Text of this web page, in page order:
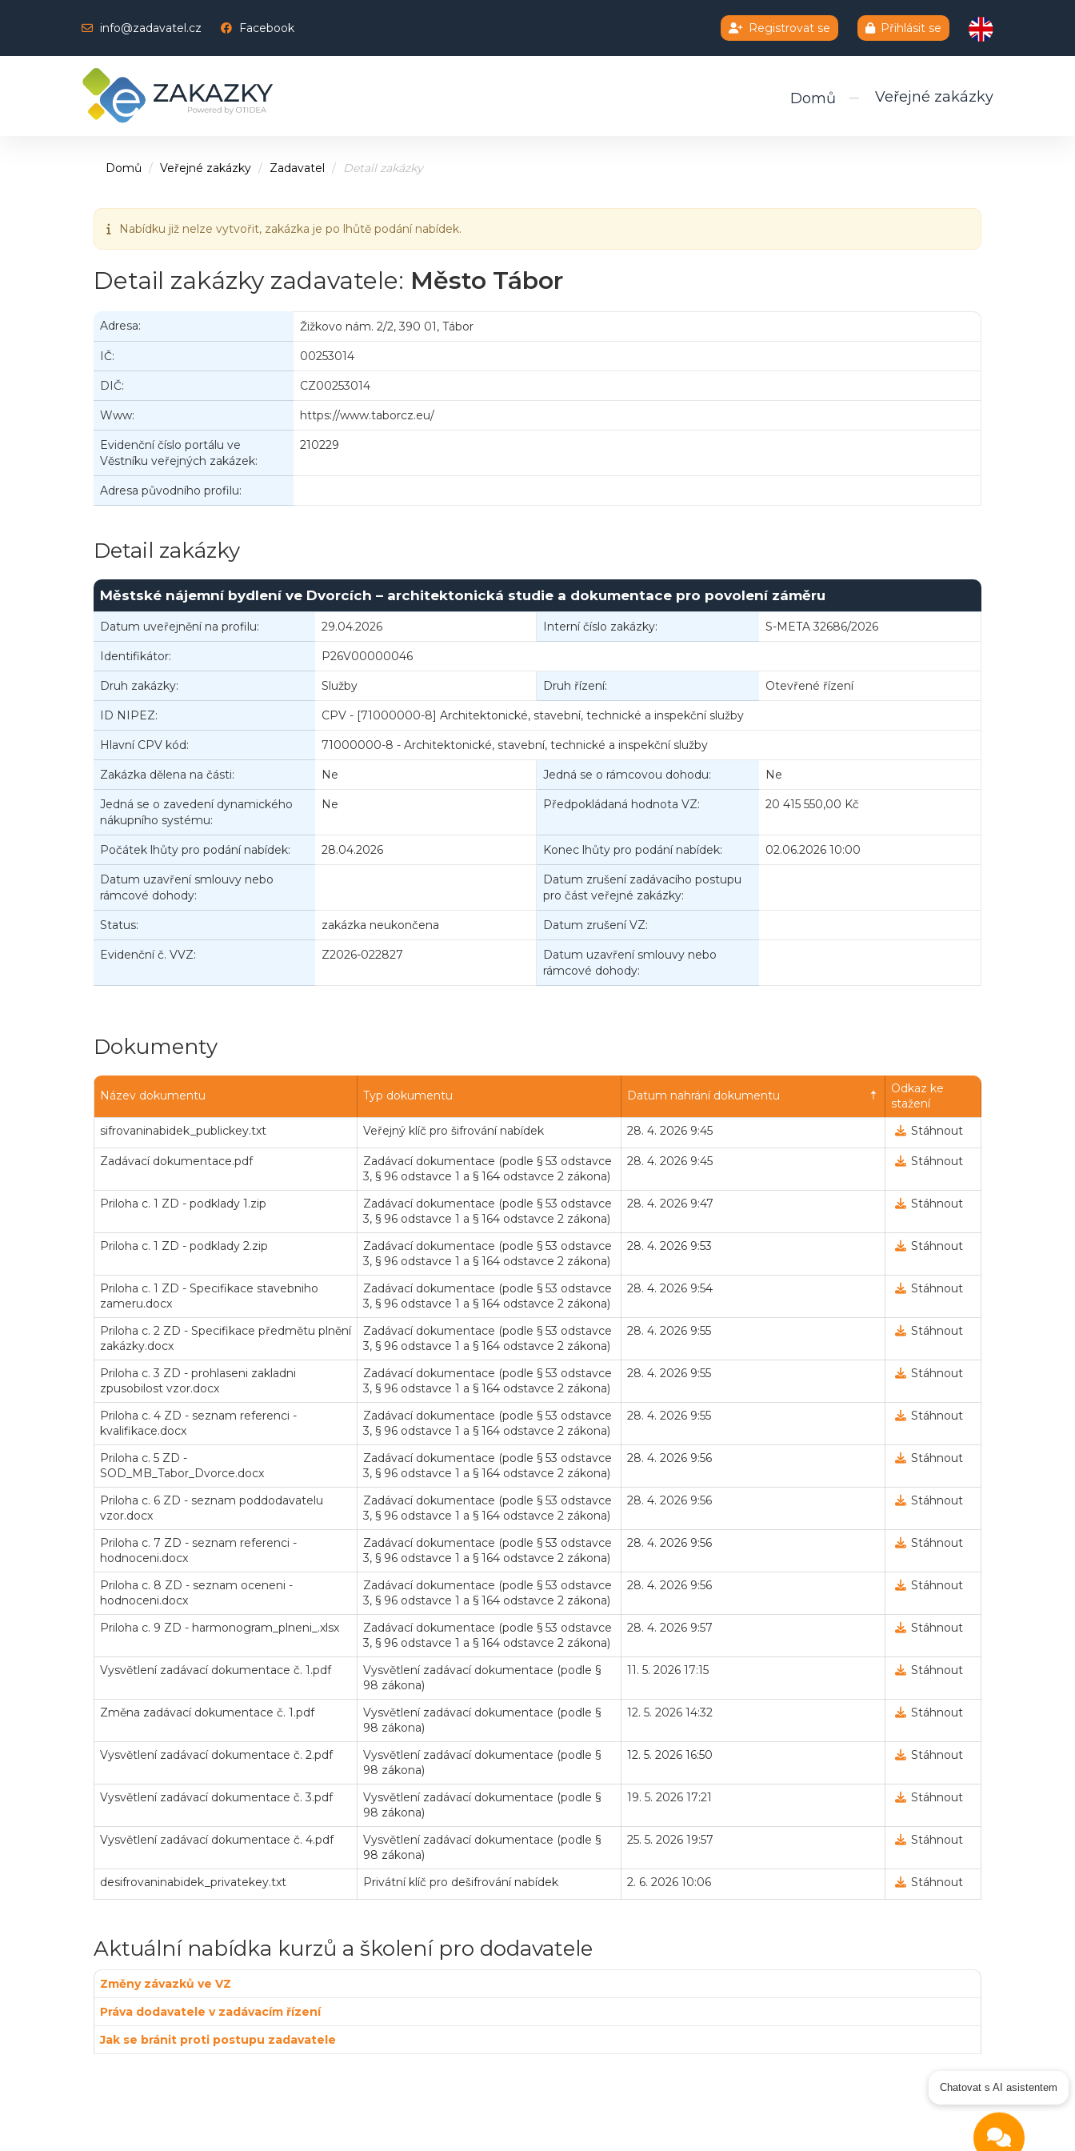
info@zadavatel.cz Facebook Registrovat se Přihlásit se
Domů Veřejné zakázky
Domů Veřejné zakázky Zadavatel Detail zakázky
Nabídku již nelze vytvořit, zakázka je po lhůtě podání nabídek.
Detail zakázky zadavatele: Město Tábor
Adresa: Žižkovo nám. 2/2, 390 01, Tábor
IČ: 00253014
DIČ: CZ00253014
Www: https://www.taborcz.eu/
Evidenční číslo portálu ve
Věstníku veřejných zakázek:
210229
Adresa původního profilu:
Detail zakázky
Městské nájemní bydlení ve Dvorcích – architektonická studie a dokumentace pro povolení záměru
Datum uveřejnění na profilu: 29.04.2026 Interní číslo zakázky: S-META 32686/2026
Identifikátor: P26V00000046
Druh zakázky: Služby Druh řízení: Otevřené řízení
ID NIPEZ: CPV - [71000000-8] Architektonické, stavební, technické a inspekční služby
Hlavní CPV kód: 71000000-8 - Architektonické, stavební, technické a inspekční služby
Zakázka dělena na části: Ne Jedná se o rámcovou dohodu: Ne
Jedná se o zavedení dynamického
nákupního systému:
Ne Předpokládaná hodnota VZ: 20 415 550,00 Kč
Počátek lhůty pro podání nabídek: 28.04.2026 Konec lhůty pro podání nabídek: 02.06.2026 10:00
Datum uzavření smlouvy nebo
rámcové dohody:
Datum zrušení zadávacího postupu
pro část veřejné zakázky:
Status: zakázka neukončena Datum zrušení VZ:
Evidenční č. VVZ: Z2026-022827
Datum uzavření smlouvy nebo
rámcové dohody:
Dokumenty
Název dokumentu Typ dokumentu Datum nahrání dokumentu
Odkaz ke
stažení
sifrovaninabidek_publickey.txt
Veřejný klíč pro šifrování nabídek 28. 4. 2026 9:45 Stáhnout
Zadávací dokumentace.pdf
Zadávací dokumentace (podle § 53 odstavce
3, § 96 odstavce 1 a § 164 odstavce 2 zákona)
28. 4. 2026 9:45 Stáhnout
Priloha c. 1 ZD - podklady 1.zip
Zadávací dokumentace (podle § 53 odstavce
3, § 96 odstavce 1 a § 164 odstavce 2 zákona)
28. 4. 2026 9:47 Stáhnout
Priloha c. 1 ZD - podklady 2.zip
Zadávací dokumentace (podle § 53 odstavce
3, § 96 odstavce 1 a § 164 odstavce 2 zákona)
28. 4. 2026 9:53 Stáhnout
Priloha c. 1 ZD - Specifikace stavebniho
zameru.docx
Zadávací dokumentace (podle § 53 odstavce
3, § 96 odstavce 1 a § 164 odstavce 2 zákona)
28. 4. 2026 9:54 Stáhnout
Priloha c. 2 ZD - Specifikace předmětu plnění
zakázky.docx
Zadávací dokumentace (podle § 53 odstavce
3, § 96 odstavce 1 a § 164 odstavce 2 zákona)
28. 4. 2026 9:55 Stáhnout
Priloha c. 3 ZD - prohlaseni zakladni
zpusobilost vzor.docx
Zadávací dokumentace (podle § 53 odstavce
3, § 96 odstavce 1 a § 164 odstavce 2 zákona)
28. 4. 2026 9:55 Stáhnout
Priloha c. 4 ZD - seznam referenci -
kvalifikace.docx
Zadávací dokumentace (podle § 53 odstavce
3, § 96 odstavce 1 a § 164 odstavce 2 zákona)
28. 4. 2026 9:55 Stáhnout
Priloha c. 5 ZD -
SOD_MB_Tabor_Dvorce.docx
Zadávací dokumentace (podle § 53 odstavce
3, § 96 odstavce 1 a § 164 odstavce 2 zákona)
28. 4. 2026 9:56 Stáhnout
Priloha c. 6 ZD - seznam poddodavatelu
vzor.docx
Zadávací dokumentace (podle § 53 odstavce
3, § 96 odstavce 1 a § 164 odstavce 2 zákona)
28. 4. 2026 9:56 Stáhnout
Priloha c. 7 ZD - seznam referenci -
hodnoceni.docx
Zadávací dokumentace (podle § 53 odstavce
3, § 96 odstavce 1 a § 164 odstavce 2 zákona)
28. 4. 2026 9:56 Stáhnout
Priloha c. 8 ZD - seznam oceneni -
hodnoceni.docx
Zadávací dokumentace (podle § 53 odstavce
3, § 96 odstavce 1 a § 164 odstavce 2 zákona)
28. 4. 2026 9:56 Stáhnout
Priloha c. 9 ZD - harmonogram_plneni_.xlsx
Zadávací dokumentace (podle § 53 odstavce
3, § 96 odstavce 1 a § 164 odstavce 2 zákona)
28. 4. 2026 9:57 Stáhnout
Vysvětlení zadávací dokumentace č. 1.pdf
Vysvětlení zadávací dokumentace (podle §
98 zákona)
11. 5. 2026 17:15 Stáhnout
Změna zadávací dokumentace č. 1.pdf
Vysvětlení zadávací dokumentace (podle §
98 zákona)
12. 5. 2026 14:32 Stáhnout
Vysvětlení zadávací dokumentace č. 2.pdf
Vysvětlení zadávací dokumentace (podle §
98 zákona)
12. 5. 2026 16:50 Stáhnout
Vysvětlení zadávací dokumentace č. 3.pdf
Vysvětlení zadávací dokumentace (podle §
98 zákona)
19. 5. 2026 17:21 Stáhnout
Vysvětlení zadávací dokumentace č. 4.pdf
Vysvětlení zadávací dokumentace (podle §
98 zákona)
25. 5. 2026 19:57 Stáhnout
desifrovaninabidek_privatekey.txt Privátní klíč pro dešifrování nabídek 2. 6. 2026 10:06 Stáhnout
Aktuální nabídka kurzů a školení pro dodavatele
Změny závazků ve VZ
Práva dodavatele v zadávacím řízení
Jak se bránit proti postupu zadavatele
Chatovat s AI asistentem
Chatbot e-zakazky
Poslat